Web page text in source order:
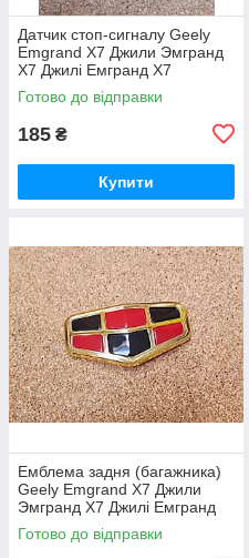
Датчик стоп-сигналу Geely
Emgrand X7 Джили Эмгранд
Х7 Джилі Емгранд Х7
Готово до відправки
185 ₴
Купити
Емблема задня (багажника)
Geely Emgrand X7 Джили
Эмгранд Х7 Джилі Емгранд
Х7
Готово до відправки